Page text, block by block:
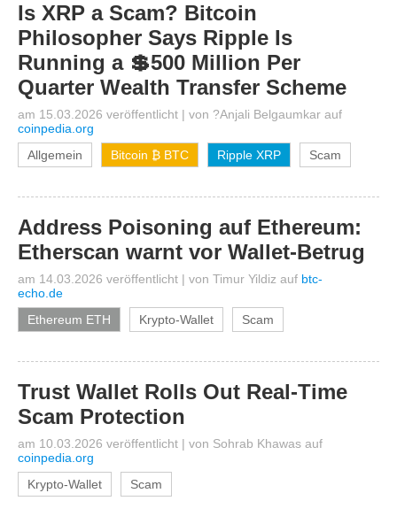
Is XRP a Scam? Bitcoin
Philosopher Says Ripple Is
Running a 💲500 Million Per
Quarter Wealth Transfer Scheme
am 15.03.2026 veröffentlicht | von ?Anjali Belgaumkar auf
coinpedia.org
Allgemein
Bitcoin ₿ BTC Ripple XRP Scam
Address Poisoning auf Ethereum:
Etherscan warnt vor Wallet-Betrug
am 14.03.2026 veröffentlicht | von Timur Yildiz auf btc-
echo.de
Ethereum ETH
Krypto-Wallet Scam
Trust Wallet Rolls Out Real-Time
Scam Protection
am 10.03.2026 veröffentlicht | von Sohrab Khawas auf
coinpedia.org
Krypto-Wallet
Scam